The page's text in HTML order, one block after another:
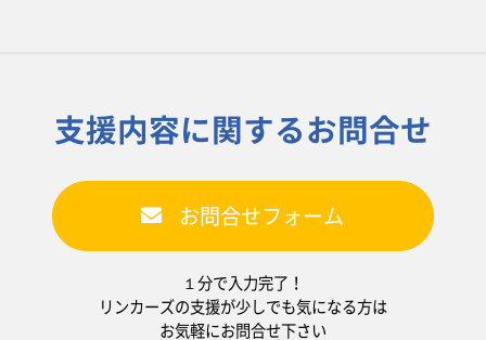
支援内容に関するお問合せ
お問合せフォーム
１分で入力完了！
リンカーズの支援が少しでも気になる方は
お気軽にお問合せ下さい